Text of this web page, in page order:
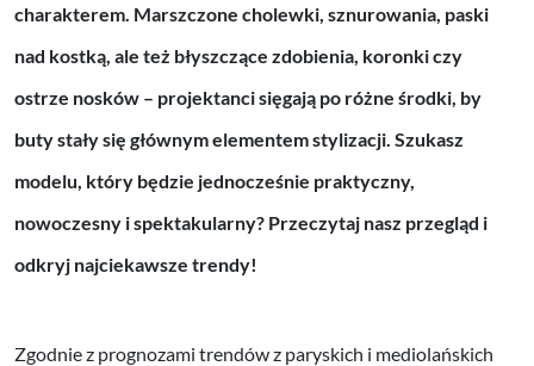
charakterem. Marszczone cholewki, sznurowania, paski
nad kostką, ale też błyszczące zdobienia, koronki czy
ostrze nosków – projektanci sięgają po różne środki, by
buty stały się głównym elementem stylizacji. Szukasz
modelu, który będzie jednocześnie praktyczny,
nowoczesny i spektakularny? Przeczytaj nasz przegląd i
odkryj najciekawsze trendy!
Zgodnie z prognozami trendów z paryskich i mediolańskich